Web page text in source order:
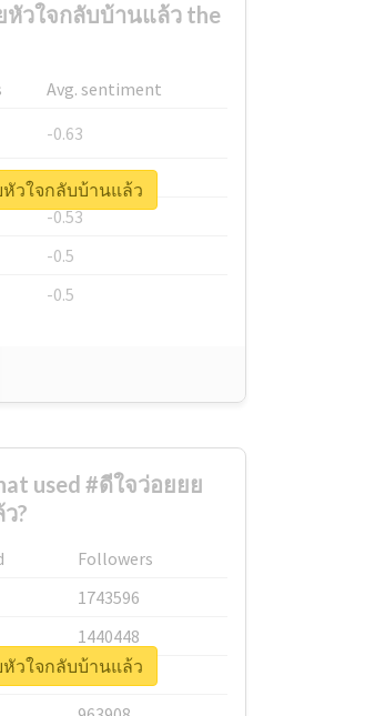
หัวใจกลับบ้านแล้ว the
Avg. sentiment
-0.63
-0.6
-0.53
-0.5
-0.5
หัวใจกลับบ้านแล้ว
used #ดีใจว่อยยย
?
Followers
1743596
1440448
1123950
หัวใจกลับบ้านแล้ว